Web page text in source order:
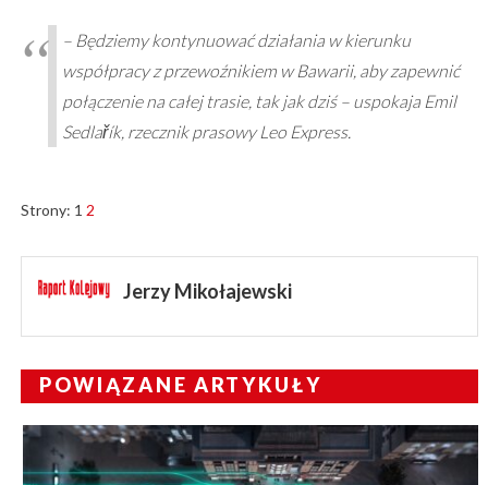
– Będziemy kontynuować działania w kierunku
współpracy z przewoźnikiem w Bawarii, aby zapewnić
połączenie na całej trasie, tak jak dziś – uspokaja Emil
Sedlařík, rzecznik prasowy Leo Express.
Strony: 1 2
Jerzy Mikołajewski
POWIĄZANE ARTYKUŁY